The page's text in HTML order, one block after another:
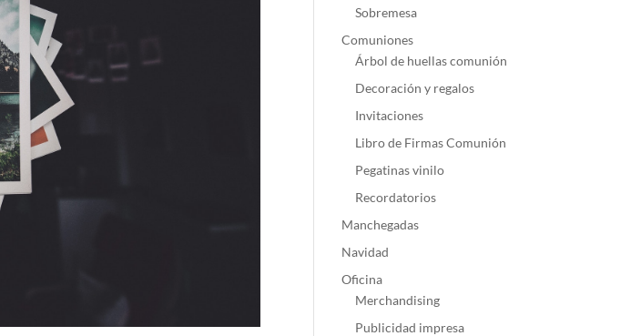
Sobremesa
Comuniones
Árbol de huellas comunión
Decoración y regalos
Invitaciones
Libro de Firmas Comunión
Pegatinas vinilo
Recordatorios
Manchegadas
Navidad
Oficina
Merchandising
Publicidad impresa